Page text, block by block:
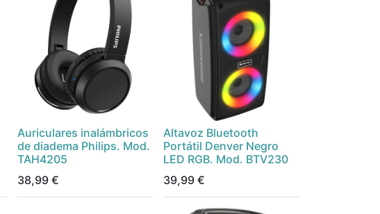
Auriculares inalámbricos
de diadema Philips. Mod.
TAH4205
38,99 €
Altavoz Bluetooth
Portátil Denver Negro
LED RGB. Mod. BTV230
39,99 €